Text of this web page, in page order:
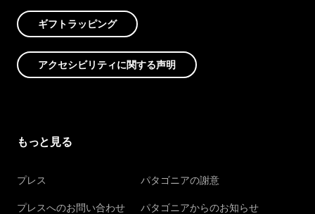
ギフトラッピング
アクセシビリティに関する声明
もっと見る
プレス
プレスへのお問い合わせ
パタゴニアの謝意
パタゴニアからのお知らせ